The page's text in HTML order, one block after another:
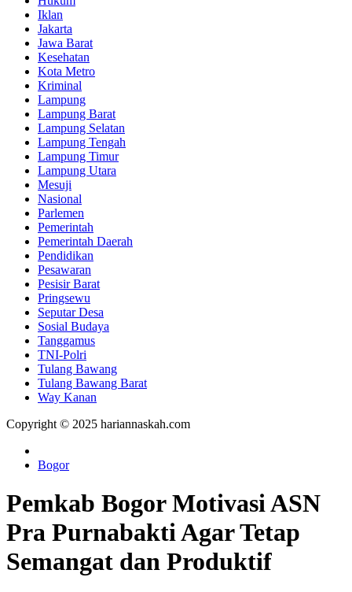
Iklan
Jakarta
Jawa Barat
Kesehatan
Kota Metro
Kriminal
Lampung
Lampung Barat
Lampung Selatan
Lampung Tengah
Lampung Timur
Lampung Utara
Mesuji
Nasional
Parlemen
Pemerintah
Pemerintah Daerah
Pendidikan
Pesawaran
Pesisir Barat
Pringsewu
Seputar Desa
Sosial Budaya
Tanggamus
TNI-Polri
Tulang Bawang
Tulang Bawang Barat
Way Kanan
Copyright © 2025 hariannaskah.com
Bogor
Pemkab Bogor Motivasi ASN
Pra Purnabakti Agar Tetap
Semangat dan Produktif